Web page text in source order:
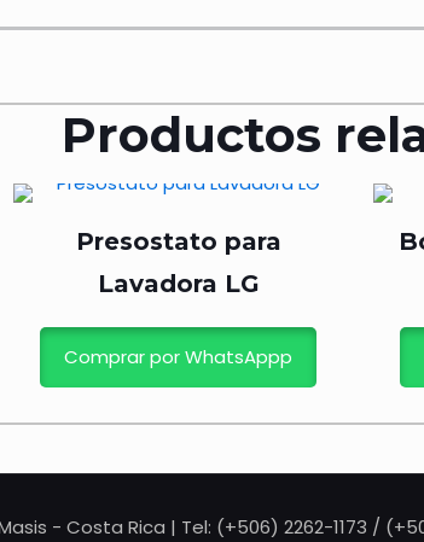
Productos
Presostato para
Lavadora LG
Comprar por WhatsAppp
- Costa Rica | Tel: (+506) 2262-1173 /